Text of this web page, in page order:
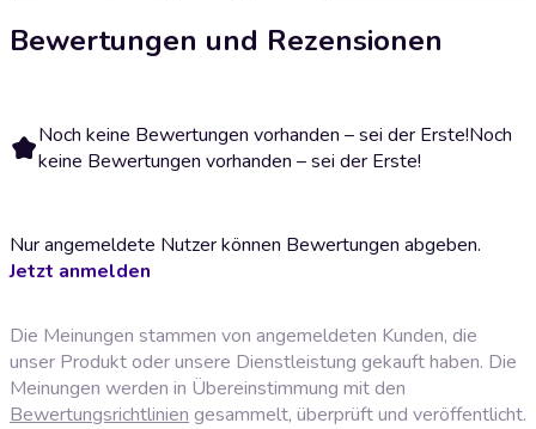
Bewertungen und Rezensionen
Noch keine Bewertungen vorhanden – sei der Erste!Noch
keine Bewertungen vorhanden – sei der Erste!
Nur angemeldete Nutzer können Bewertungen abgeben.
Jetzt anmelden
Die Meinungen stammen von angemeldeten Kunden, die
unser Produkt oder unsere Dienstleistung gekauft haben. Die
Meinungen werden in Übereinstimmung mit den
Bewertungsrichtlinien gesammelt, überprüft und veröffentlicht.